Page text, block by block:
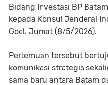
Bidang Investasi BP
kepada Konsul Jenderal
Goel, Jumat (8/5/2026).
Pertemuan tersebut
komunikasi strategis
sama baru antara Batam